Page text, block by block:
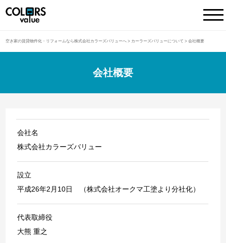
空き家の賃貸物件化・リフォームなら株式会社カラーズバリューへ > カーラーズバリューについて >会社概要
会社概要
会社名
株式会社カラーズバリュー
設立
平成26年2月10日 （株式会社オークマ工塗より分社化）
代表取締役
大熊 重之